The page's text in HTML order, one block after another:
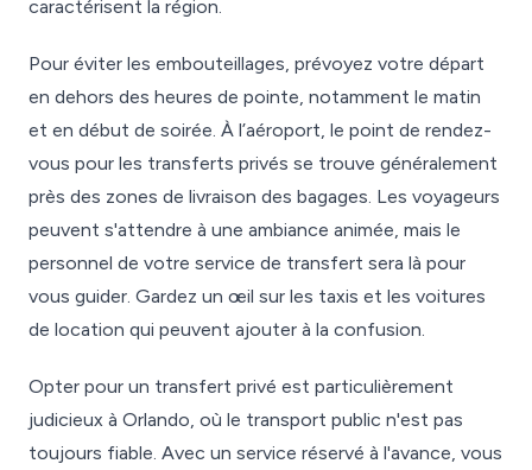
caractérisent la région.
Pour éviter les embouteillages, prévoyez votre départ
en dehors des heures de pointe, notamment le matin
et en début de soirée. À l’aéroport, le point de rendez-
vous pour les transferts privés se trouve généralement
près des zones de livraison des bagages. Les voyageurs
peuvent s'attendre à une ambiance animée, mais le
personnel de votre service de transfert sera là pour
vous guider. Gardez un œil sur les taxis et les voitures
de location qui peuvent ajouter à la confusion.
Opter pour un transfert privé est particulièrement
judicieux à Orlando, où le transport public n'est pas
toujours fiable. Avec un service réservé à l'avance, vous